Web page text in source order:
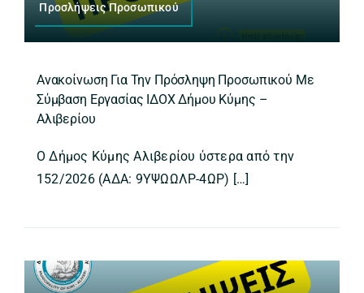
Προσλήψεις Προσωπικού
Ανακοίνωση Για Την Πρόσληψη Προσωπικού Με
Σύμβαση Εργασίας ΙΔΟΧ Δήμου Κύμης –
Αλιβερίου
Ο Δήμος Κύμης Αλιβερίου ύστερα από την
152/2026 (ΑΔΑ: 9ΥΨΩΩΛΡ-4ΩΡ) […]